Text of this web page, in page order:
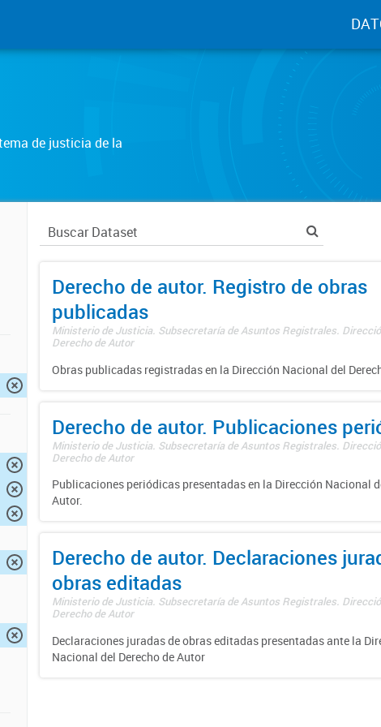
de justicia de la
Derecho de autor. Registro de obras
publicadas
Ministerio de Justicia. Subsecretaría de Asuntos Registrales.
Derecho de Autor
Obras publicadas registradas en la Dirección Nacional del
Derecho de autor. Publicaciones
Ministerio de Justicia. Subsecretaría de Asuntos Registrales.
Derecho de Autor
Publicaciones periódicas presentadas en la Dirección Nacional
Autor.
Derecho de autor. Declaraciones
obras editadas
Ministerio de Justicia. Subsecretaría de Asuntos Registrales.
Derecho de Autor
Declaraciones juradas de obras editadas presentadas ante la
Nacional del Derecho de Autor